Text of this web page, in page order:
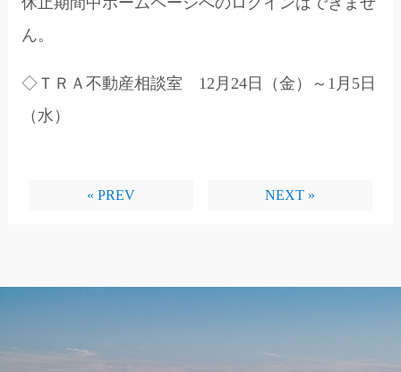
ん。
◇ＴＲＡ不動産相談室 12月24日（金）～1月5日
（水）
« PREV NEXT »